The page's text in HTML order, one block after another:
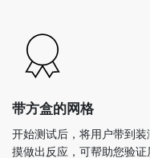
带方盒的网格
开始测试后，将用户带到
摸做出反应，可帮助您验